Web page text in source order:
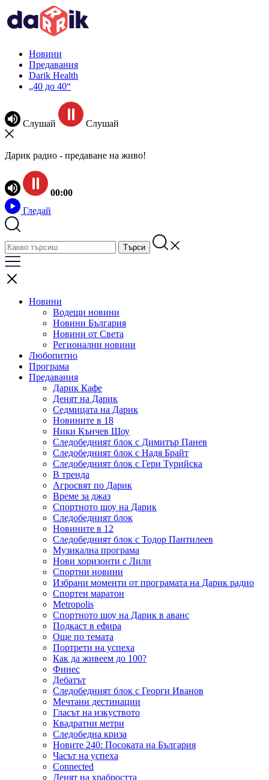
Новини
Предавания
Darik Health
„40 до 40“
Слушай Слушай
Дарик радио - предаване на живо!
00:00
Гледай
Новини
Водещи новини
Новини България
Новини от Света
Регионални новини
Любопитно
Програма
Предавания
Дарик Кафе
Денят на Дарик
Седмицата на Дарик
Новините в 18
Ники Кънчев Шоу
Следобедният блок с Димитър Панев
Следобедният блок с Надя Брайт
Следобедният блок с Гери Турийска
В тренда
Агросвят по Дарик
Време за джаз
Спортното шоу на Дарик
Следобедният блок
Новините в 12
Следобедният блок с Тодор Пантилеев
Музикална програма
Нови хоризонти с Лили
Спортни новини
Избрани моменти от програмата на Дарик радио
Спортен маратон
Metropolis
Спортното шоу на Дарик в аванс
Подкаст в ефира
Още по темата
Портрети на успеха
Как да живеем до 100?
Финес
Дебатът
Следобедният блок с Георги Иванов
Мечтани дестинации
Гласът на изкуството
Квадратни метри
Следобедна криза
Новите 240: Посоката на България
Часът на успеха
Connected
Денят на храбростта